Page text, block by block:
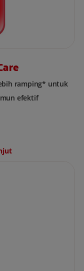
ramping* untuk
efektif